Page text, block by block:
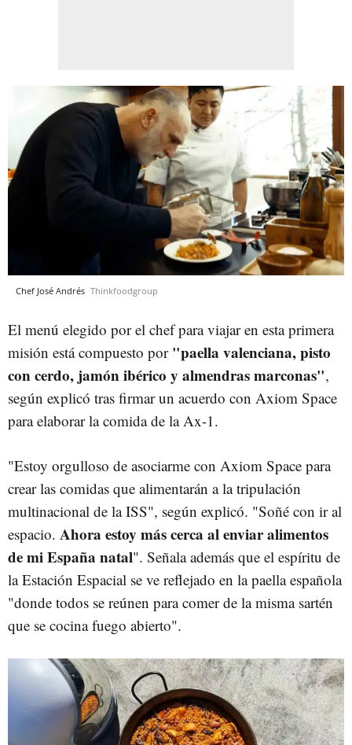
Chef José Andrés Thinkfoodgroup
El menú elegido por el chef para viajar en esta primera
misión está compuesto por "paella valenciana, pisto
con cerdo, jamón ibérico y almendras marconas",
según explicó tras firmar un acuerdo con Axiom Space
para elaborar la comida de la Ax-1.
"Estoy orgulloso de asociarme con Axiom Space para
crear las comidas que alimentarán a la tripulación
multinacional de la ISS", según explicó. "Soñé con ir al
espacio. Ahora estoy más cerca al enviar alimentos
de mi España natal". Señala además que el espíritu de
la Estación Espacial se ve reflejado en la paella española
"donde todos se reúnen para comer de la misma sartén
que se cocina fuego abierto".